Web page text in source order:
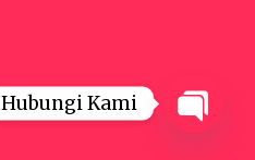
Hubungi Kami